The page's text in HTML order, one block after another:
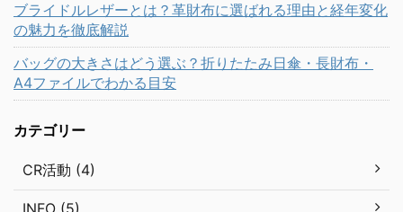
ブライドルレザーとは？革財布に選ばれる理由と経年変化
の魅力を徹底解説
バッグの大きさはどう選ぶ？折りたたみ日傘・長財布・
A4ファイルでわかる目安
カテゴリー
CR活動 (4)